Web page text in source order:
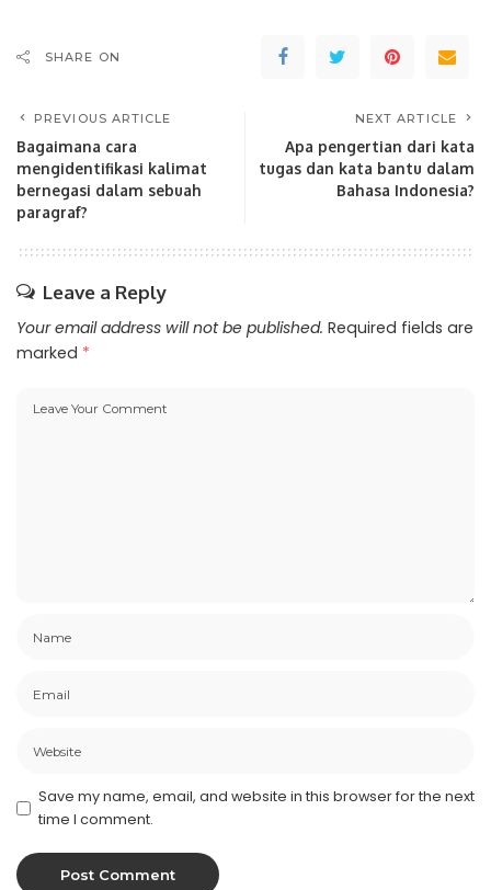
SHARE ON
PREVIOUS ARTICLE
Bagaimana cara
mengidentifikasi kalimat
bernegasi dalam sebuah
paragraf?
NEXT ARTICLE
Apa pengertian dari kata
tugas dan kata bantu dalam
Bahasa Indonesia?
Leave a Reply
Your email address will not be published. Required fields are
marked *
Save my name, email, and website in this browser for the next
time I comment.